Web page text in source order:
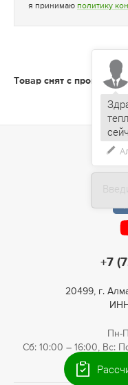
я принимаю политику
Товар снят с
+7
20499, г.
Пн-
Сб: 10:00 – 16:00, Вс: